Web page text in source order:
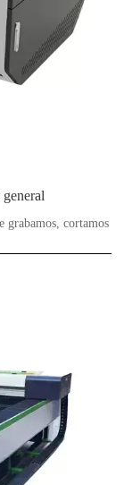
grabamos, cortamos